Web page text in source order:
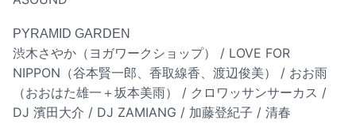
PYRAMID GARDEN
渋木さやか（ヨガワークショップ） / LOVE FOR
NIPPON（谷本賢一郎、香取線香、渡辺俊美） / おお雨
（おおはた雄一＋坂本美雨） / クロワッサンサーカス /
DJ 濱田大介 / DJ ZAMIANG / 加藤登紀子 / 清春